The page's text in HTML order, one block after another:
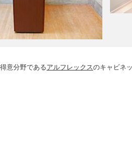
意分野であるアルフレックスのキャビネ